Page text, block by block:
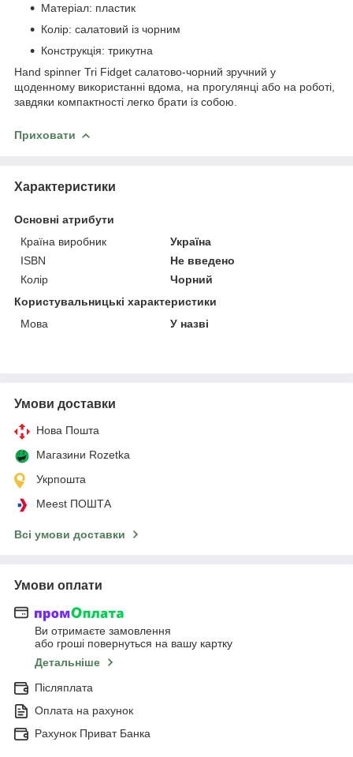
Матеріал: пластик
Колір: салатовий із чорним
Конструкція: трикутна
Hand spinner Tri Fidget салатово-чорний зручний у
щоденному використанні вдома, на прогулянці або на роботі,
завдяки компактності легко брати із собою.
Приховати
Характеристики
Основні атрибути
Країна виробник
Україна
ISBN
Не введено
Колір
Чорний
Користувальницькі характеристики
Мова
У назві
Умови доставки
Нова Пошта
Магазини Rozetka
Укрпошта
Meest ПОШТА
Всі умови доставки
Умови оплати
Ви отримаєте замовлення
або гроші повернуться на вашу картку
Детальніше
Післяплата
Оплата на рахунок
Рахунок Приват Банка